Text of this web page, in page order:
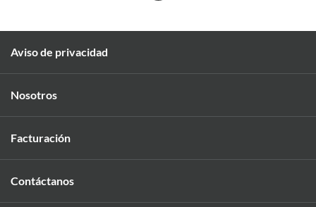
Aviso de privacidad
Nosotros
Facturación
Contáctanos